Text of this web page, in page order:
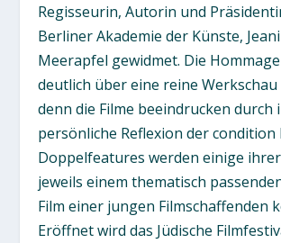
Regisseurin, Autorin und
Berliner Akademie der Künste,
Meerapfel gewidmet. Die
deutlich über eine reine Werkschau
denn die Filme beeindrucken durch
persönliche Reflexion der condition
Doppelfeatures werden einige
jeweils einem thematisch
Film einer jungen Filmschaffenden
Eröffnet wird das Jüdische